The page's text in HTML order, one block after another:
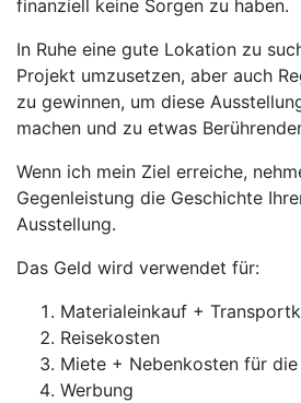
finanziell keine Sorgen zu haben.
In Ruhe eine gute Lokation zu
Projekt umzusetzen, aber auch
zu gewinnen, um diese
machen und zu etwas
Wenn ich mein Ziel erreiche,
Gegenleistung die Geschichte
Ausstellung.
Das Geld wird verwendet für:
Materialeinkauf +
Reisekosten
Miete + Nebenkosten für
Werbung